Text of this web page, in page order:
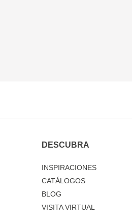
DESCUBRA
INSPIRACIONES
CATÁLOGOS
BLOG
VISITA VIRTUAL